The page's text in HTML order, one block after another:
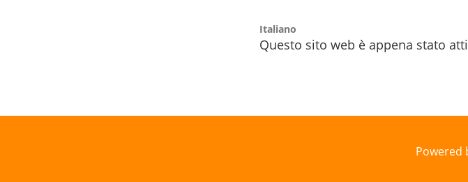
Italiano
Questo sito web è appena stato
Powered